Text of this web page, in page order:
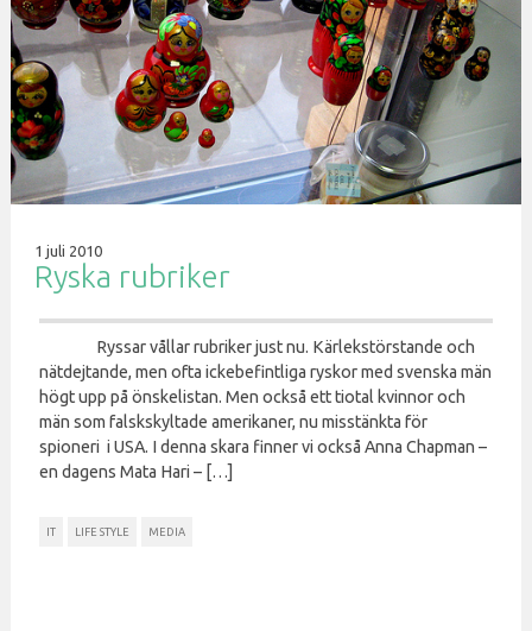
1 juli 2010
Ryska rubriker
Ryssar vållar rubriker just nu. Kärlekstörstande och
nätdejtande, men ofta ickebefintliga ryskor med svenska män
högt upp på önskelistan. Men också ett tiotal kvinnor och
män som falskskyltade amerikaner, nu misstänkta för
spioneri i USA. I denna skara finner vi också Anna Chapman –
en dagens Mata Hari – […]
IT LIFE STYLE MEDIA